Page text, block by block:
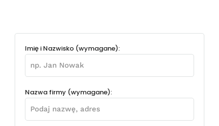
Imię i Nazwisko (wymagane):
Nazwa firmy (wymagane):